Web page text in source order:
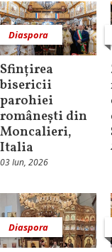
Diaspora
Sfințirea
bisericii
parohiei
românești din
Moncalieri,
Italia
03 Iun, 2026
Diaspora